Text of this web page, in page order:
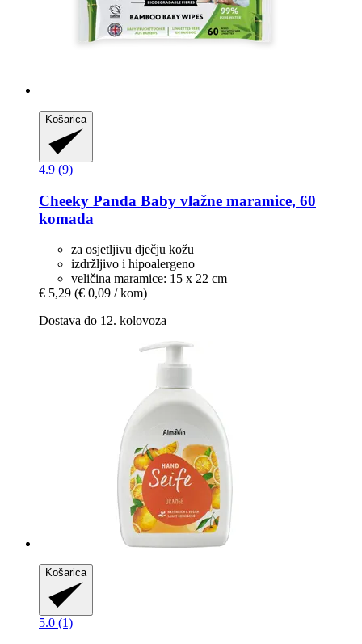
Košarica
4.9 (9)
Cheeky Panda Baby vlažne maramice, 60
komada
za osjetljivu dječju kožu
izdržljivo i hipoalergeno
veličina maramice: 15 x 22 cm
€ 5,29 (€ 0,09 / kom)
Dostava do 12. kolovoza
Košarica
5.0 (1)